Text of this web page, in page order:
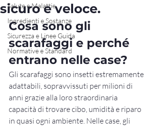
Salute e Malattie
Ingredienti e Sostanze
Sicurezza e Linee Guida
Normative e Standard
sicuro e veloce.
Cosa sono gli
scarafaggi e perché
entrano nelle case?
Gli scarafaggi sono insetti estremamente
adattabili, sopravvissuti per milioni di
anni grazie alla loro straordinaria
capacità di trovare cibo, umidità e riparo
in quasi ogni ambiente. Nelle case, gli